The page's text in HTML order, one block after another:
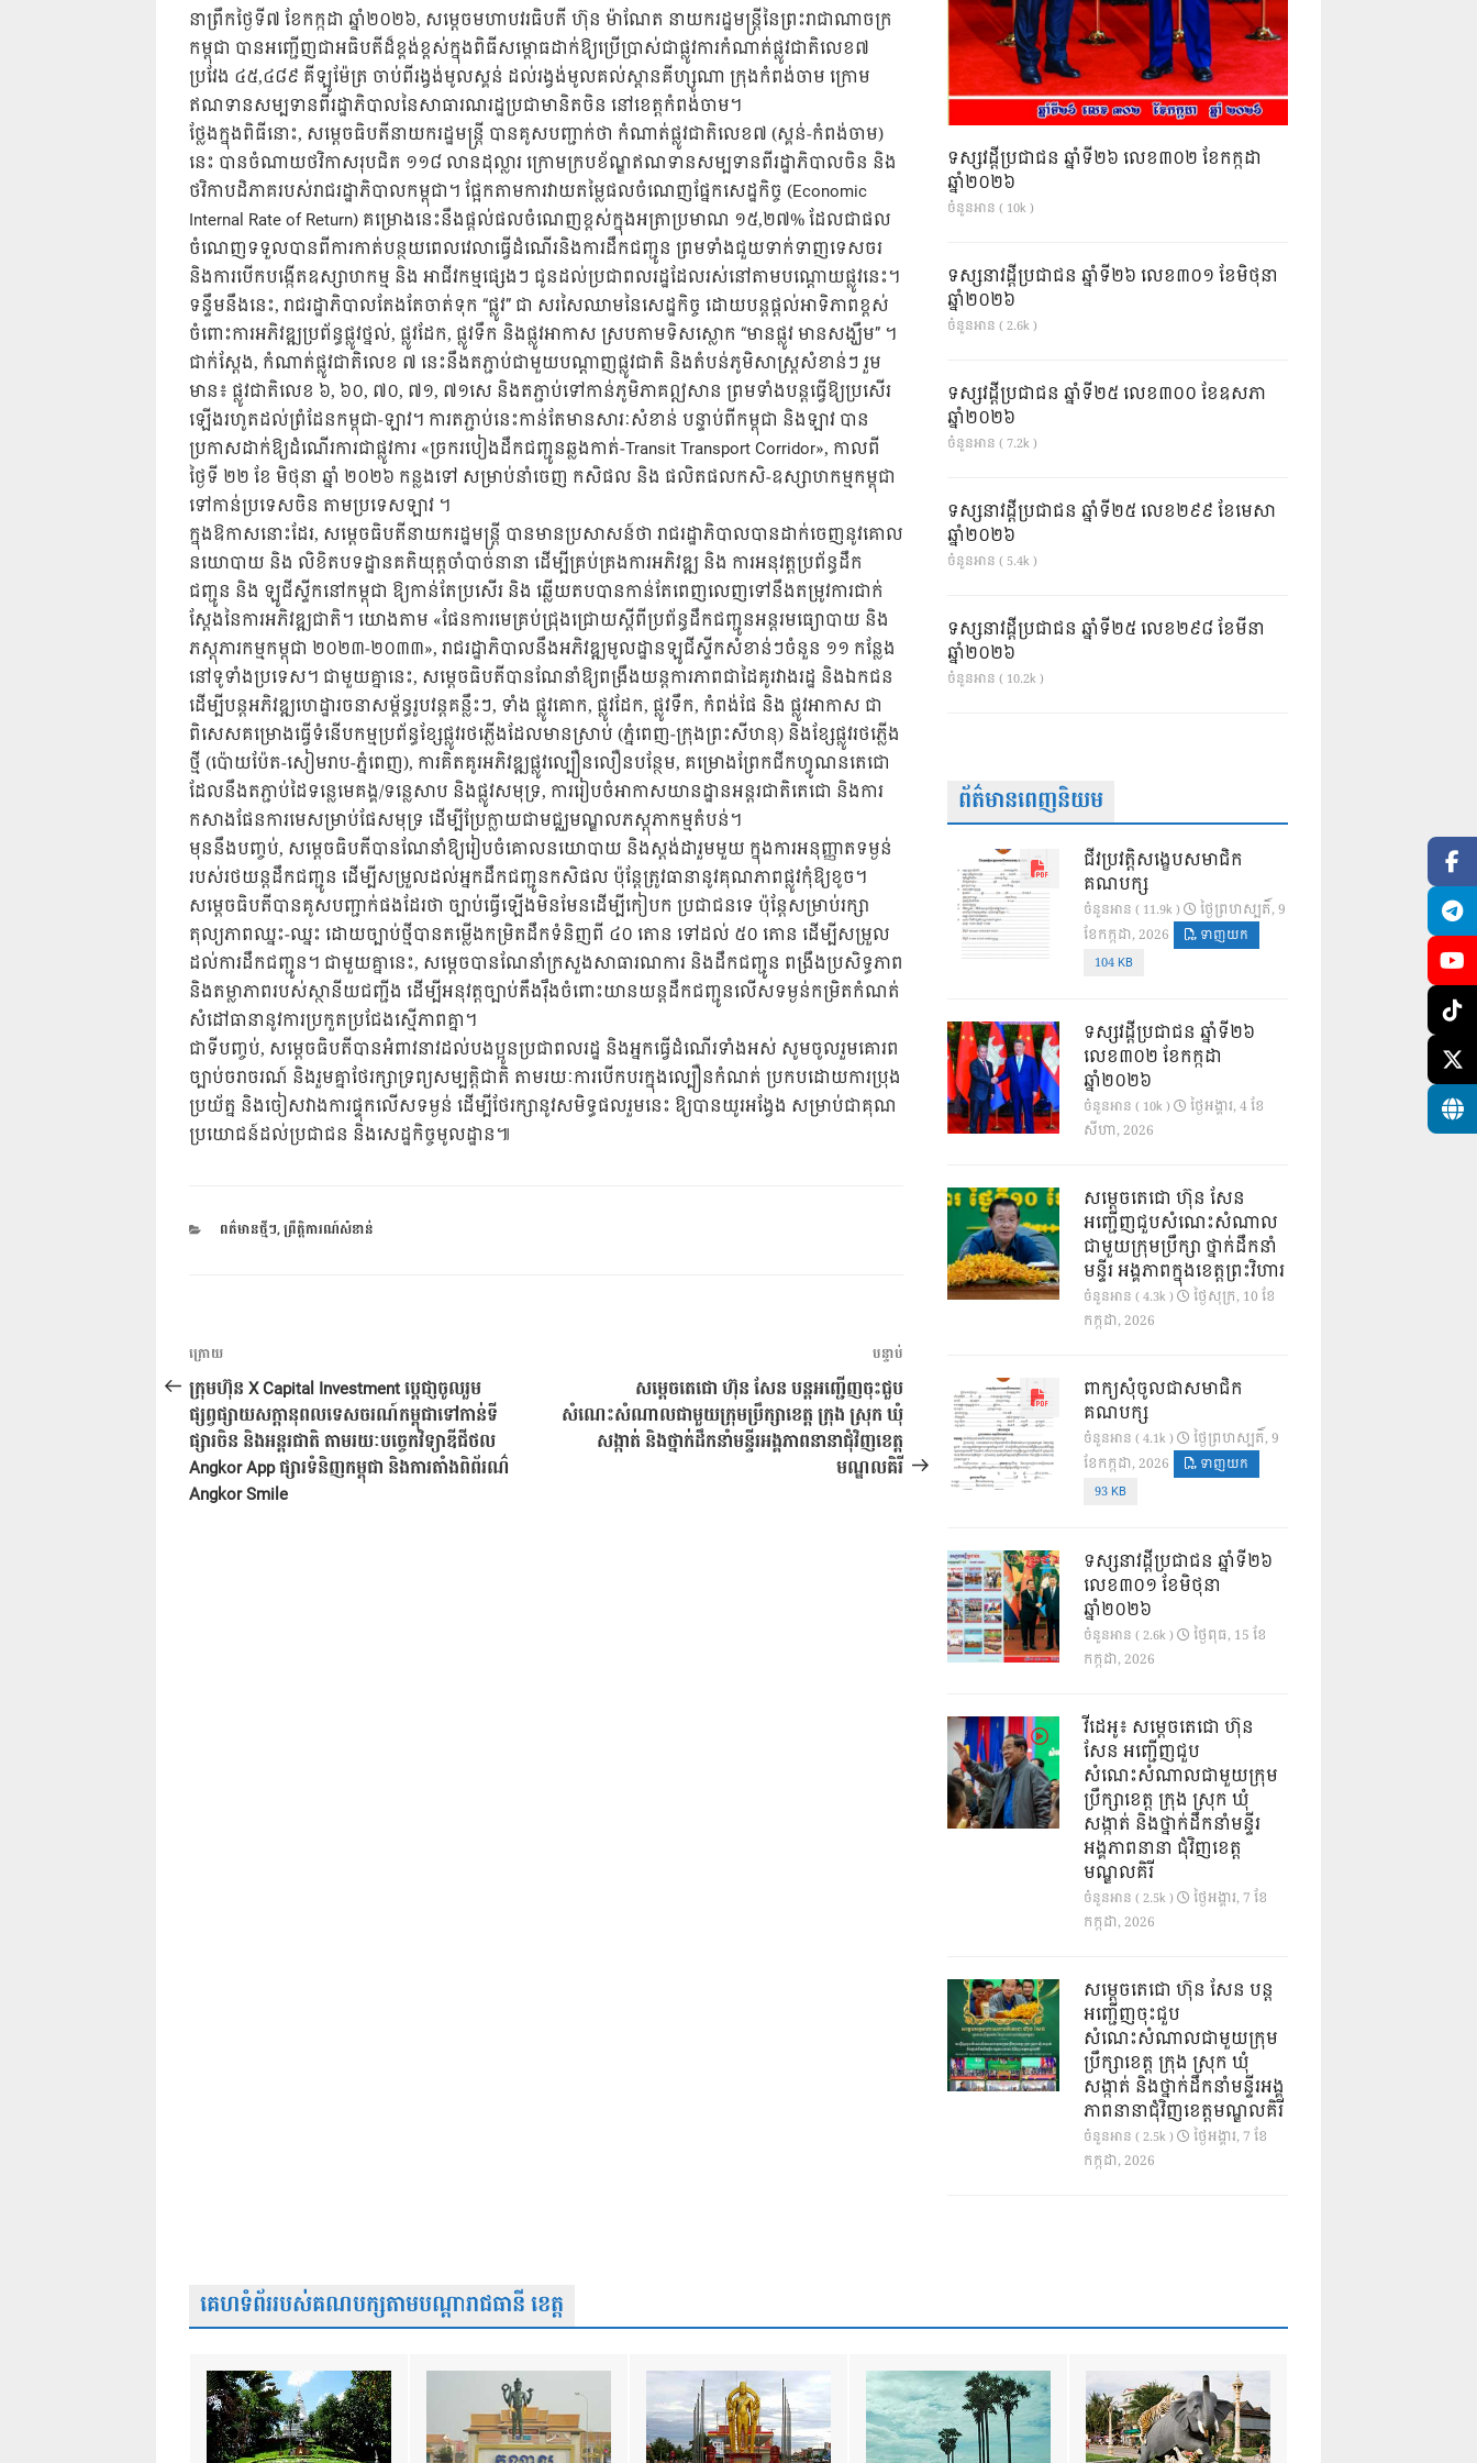
នាព្រឹកថ្ងៃទី៧ ខែកក្កដា ឆ្នាំ២០២៦, សម្តេចមហាបវរធិបតី ហ៊ុន ម៉ាណែត នាយករដ្ឋមន្ត្រីនៃព្រះរាជាណាចក្រ
កម្ពុជា បានអញ្ជើញជាអធិបតីដ៏ខ្ពង់ខ្ពស់ក្នុងពិធីសម្ពោធដាក់ឱ្យប្រើប្រាស់ជាផ្លូវការកំណាត់ផ្លូវជាតិលេខ៧
ប្រវែង ៤៥,៤៨៩ គីឡូម៉ែត្រ ចាប់ពីរង្វង់មូលស្គន់ ដល់រង្វង់មូលគល់ស្ពានគីហ្សូណា ក្រុងកំពង់ចាម ក្រោម
ឥណទានសម្បទានពីរដ្ឋាភិបាលនៃសាធារណរដ្ឋប្រជាមានិតចិន នៅខេត្តកំពង់ចាម។
ថ្លែងក្នុងពិធីនោះ, សម្តេចធិបតីនាយករដ្ឋមន្ត្រី បានគូសបញ្ជាក់ថា កំណាត់ផ្លូវជាតិលេខ៧​ (ស្គន់-កំពង់ចាម)
នេះ បានចំណាយថវិកាសរុបជិត ១១៨ លានដុល្លារ ក្រោមក្របខ័ណ្ឌឥណទានសម្បទានពីរដ្ឋាភិបាលចិន និង
ថវិកាបដិភាគរបស់រាជរដ្ឋាភិបាលកម្ពុជា។ ផ្អែកតាមការវាយតម្លៃផលចំណេញផ្នែកសេដ្ឋកិច្ច (Economic
Internal Rate of Return) គម្រោងនេះនឹងផ្តល់ផលចំណេញខ្ពស់ក្នុងអត្រាប្រមាណ ១៥,២៧% ដែលជាផល
ចំណេញទទួលបានពីការកាត់បន្ថយពេលវេលាធ្វើដំណើរនិងការដឹកជញ្ជូន ព្រមទាំងជួយទាក់ទាញទេសចរ
និងការបើកបង្កើតឧស្សាហកម្ម និង​ អាជីវកម្មផ្សេងៗ ជូនដល់ប្រជាពលរដ្ឋដែលរស់នៅតាមបណ្ដោយផ្លូវនេះ។
ទន្ទឹមនឹងនេះ, រាជរដ្ឋាភិបាលតែងតែចាត់ទុក “ផ្លូវ” ជា សរសៃឈាមនៃសេដ្ឋកិច្ច ដោយបន្ត​ផ្តល់អាទិភាពខ្ពស់
ចំពោះការអភិវឌ្ឍប្រព័ន្ធផ្លូវថ្នល់, ផ្លូវដែក, ផ្លូវទឹក និងផ្លូវអាកាស ស្របតាមទិស​ស្លោក “មានផ្លូវ​​ មានសង្ឃឹម” ។
ជាក់ស្តែង, កំណាត់ផ្លូវជាតិលេខ ៧ នេះនឹងតភ្ជាប់ជាមួយបណ្តាញផ្លូវជាតិ និងតំបន់ភូមិសាស្រ្តសំខាន់ៗ រួម
មាន៖ ផ្លូវជាតិលេខ ៦, ៦០, ៧០, ៧១, ៧១សេ និងតភ្ជាប់ទៅកាន់ភូមិភាគឦសាន ព្រមទាំងបន្តធ្វើឱ្យប្រសើរ
ឡើងរហូតដល់ព្រំដែនកម្ពុជា-ឡាវ។ ការតភ្ជាប់នេះកាន់តែមានសារៈសំខាន់ បន្ទាប់ពីកម្ពុជា និងឡាវ បាន
ប្រកាសដាក់ឱ្យដំណើរការជាផ្លូវការ «ច្រករបៀងដឹកជញ្ជូនឆ្លងកាត់-Transit Transport Corridor», កាលពី
ថ្ងៃទី ២២ ខែ មិថុនា ឆ្នាំ ២០២៦ កន្លងទៅ សម្រាប់នាំចេញ កសិផល និង ផលិតផលកសិ-ឧស្សាហកម្មកម្ពុជា
ទៅកាន់ប្រទេសចិន តាមប្រទេសឡាវ ។
ក្នុងឱកាសនោះដែរ, សម្ដេចធិបតីនាយករដ្ឋមន្ត្រី បានមានប្រសាសន៍ថា រាជរដ្ឋាភិបាលបានដាក់ចេញនូវគោល
នយោបាយ និង លិខិតបទដ្ឋានគតិយុត្តចាំបាច់នានា ដើម្បីគ្រប់គ្រងការអភិវឌ្ឍ និង ការអនុវត្តប្រព័ន្ធដឹក
ជញ្ជូន និង ឡូជីស្ទីកនៅកម្ពុជា ឱ្យកាន់តែប្រសើរ និង ឆ្លើយតបបានកាន់តែពេញលេញទៅនឹងតម្រូវការជាក់
ស្តែងនៃការអភិវឌ្ឍជាតិ។ យោងតាម «ផែនការមេគ្រប់ជ្រុងជ្រោយស្តីពីប្រព័ន្ធដឹកជញ្ជូនអន្តរមធ្យោបាយ និង
ភស្តុភារកម្មកម្ពុជា ២០២៣-២០៣៣», រាជរដ្ឋាភិបាលនឹងអភិវឌ្ឍមូលដ្ឋានឡូជីស្ទីកសំខាន់ៗចំនួន ១១ កន្លែង
នៅទូទាំងប្រទេស។ ជាមួយគ្នានេះ, សម្ដេចធិបតីបានណែនាំឱ្យពង្រឹងយន្តការភាពជាដៃគូរវាងរដ្ឋ និងឯកជន
ដើម្បីបន្តអភិវឌ្ឍហេដ្ឋារចនាសម្ព័ន្ធរូបវន្តគន្លឹះៗ, ទាំង ផ្លូវគោក, ផ្លូវដែក, ផ្លូវទឹក, កំពង់ផែ និង ផ្លូវអាកាស ជា
ពិសេសគម្រោងធ្វើទំនើបកម្មប្រព័ន្ធខ្សែផ្លូវរថភ្លើងដែលមានស្រាប់ (ភ្នំពេញ-ក្រុងព្រះសីហនុ) និងខ្សែផ្លូវរថភ្លើង
ថ្មី (ប៉ោយប៉ែត-សៀមរាប-ភ្នំពេញ), ការគិតគូរអភិវឌ្ឍផ្លូវល្បឿនលឿនបន្ថែម, គម្រោងព្រែកជីកហ្វូណនតេជោ
ដែលនឹងតភ្ជាប់ដៃទន្លេមេគង្គ/ទន្លេសាប និងផ្លូវសមុទ្រ, ការរៀបចំអាកាសយានដ្ឋានអន្តរជាតិតេជោ និងការ
កសាងផែនការមេសម្រាប់ផែសមុទ្រ ដើម្បីប្រែក្លាយជាមជ្ឈមណ្ឌលភស្តុភាកម្មតំបន់។
មុននឹងបញ្ចប់, សម្ដេចធិបតីបានណែនាំឱ្យរៀបចំគោលនយោបាយ និងស្តង់ដារួមមួយ ក្នុងការអនុញ្ញាតទម្ងន់
របស់រថយន្តដឹកជញ្ជូន ដើម្បីសម្រួលដល់អ្នកដឹកជញ្ជូនកសិផល ប៉ុន្តែត្រូវធានានូវគុណភាពផ្លូវកុំឱ្យខូច។
សម្ដេចធិបតីបានគូសបញ្ជាក់ផងដែរថា ច្បាប់ធ្វើឡើងមិនមែនដើម្បីកៀបក ប្រជាជនទេ ប៉ុន្តែសម្រាប់រក្សា
តុល្យភាពឈ្នះ-ឈ្នះ ដោយច្បាប់ថ្មីបានតម្លើងកម្រិតដឹកទំនិញពី ៤០ តោន ទៅដល់ ៥០ តោន ដើម្បីសម្រួល
ដល់ការដឹកជញ្ជូន។ ជាមួយគ្នានេះ, សម្ដេចបានណែនាំក្រសួងសាធារណការ និងដឹកជញ្ជូន ពង្រឹងប្រសិទ្ធភាព
និងតម្លាភាពរបស់ស្ថានីយជញ្ជីង ដើម្បីអនុវត្តច្បាប់តឹងរ៉ឹងចំពោះយានយន្តដឹកជញ្ជូនលើសទម្ងន់កម្រិតកំណត់
សំដៅធានានូវការប្រកួតប្រជែងស្មើភាពគ្នា។
ជាទីបញ្ចប់, សម្ដេចធិបតីបានអំពាវនាវដល់បងប្អូនប្រជាពលរដ្ឋ និងអ្នកធ្វើដំណើរទាំងអស់ សូមចូលរួមគោរព
ច្បាប់ចរាចរណ៍ និងរួមគ្នាថែរក្សាទ្រព្យសម្បត្តិជាតិ តាមរយៈការបើកបរក្នុងល្បឿនកំណត់​​ ប្រកបដោយការប្រុង
ប្រយ័ត្ន និងចៀសវាងការផ្ទុកលើសទម្ងន់ ដើម្បីថែរក្សានូវសមិទ្ធផលរួមនេះ​​ ឱ្យបានយូរអង្វែង សម្រាប់ជាគុណ
ប្រយោជន៍ដល់ប្រជាជន និងសេដ្ឋកិច្ចមូលដ្ឋាន៕
CATEGORIES
ពត៌មានថ្មីៗ,ព្រឹត្តិការណ៍សំខាន់
ការ​
នាំទិស​
ប្រកាស
អត្ថបទ
មុន
ក្រោយ
ក្រុមហ៊ុន X Capital Investment​ បេ្តជា្ញចូលរួម
ផ្សព្វផ្សាយសក្តានុពលទេសចរណ៍កម្ពុជាទៅកាន់ទី
ផ្សារចិន និងអន្តរជាតិ តាមរយៈបច្ចេកវិទ្យាឌីជីថល
Angkor App ផ្សារទំនិញកម្ពុជា និងការតាំងពិព័រណ៌
Angkor Smile
បន្ទាប់
បន្ទាប់
សម្តេចតេជោ ហ៊ុន សែន បន្តអញ្ជើញចុះជួប
សំណេះសំណាលជាមួយក្រុមប្រឹក្សាខេត្ត ក្រុង ស្រុក ឃុំ
សង្កាត់ និងថ្នាក់ដឹកនាំមន្ទីរអង្គភាពនានាជុំវិញខេត្ត
មណ្ឌលគិរី
ទស្សវដ្តីប្រជាជន ឆ្នាំទី២៦ លេខ៣០២ ខែកក្កដា
ឆ្នាំ២០២៦
ចំនួនអាន ( 10k )
ទស្សនាវដ្ដីប្រជាជន ឆ្នាំទី២៦ លេខ៣០១ ខែមិថុនា
ឆ្នាំ២០២៦
ចំនួនអាន ( 2.6k )
ទស្សវដ្តីប្រជាជន ឆ្នាំទី២៥ លេខ៣០០ ខែឧសភា
ឆ្នាំ២០២៦
ចំនួនអាន ( 7.2k )
ទស្សនាវដ្ដីប្រជាជន ឆ្នាំទី២៥ លេខ២៩៩ ខែមេសា
ឆ្នាំ២០២៦
ចំនួនអាន ( 5.4k )
ទស្សនាវដ្ដីប្រជាជន ឆ្នាំទី២៥ លេខ២៩៨ ខែមីនា
ឆ្នាំ២០២៦
ចំនួនអាន ( 10.2k )
ព័ត៌មានពេញនិយម
ជីវប្រវត្តិសង្ខេបសមាជិក
គណបក្ស
ចំនួនអាន ( 11.9k )
ថ្ងៃ​ព្រហស្បតិ៍, 9
ខែ​កក្កដា, 2026
ទាញយក
104 KB
ទស្សវដ្តីប្រជាជន ឆ្នាំទី២៦
លេខ៣០២ ខែកក្កដា
ឆ្នាំ២០២៦
ចំនួនអាន ( 10k )
ថ្ងៃ​អង្គារ, 4 ខែ​
សីហា, 2026
សម្តេចតេជោ ហ៊ុន សែន
អញ្ជើញជួបសំណេះសំណាល
ជាមួយក្រុមប្រឹក្សា ថ្នាក់ដឹកនាំ
មន្ទីរ អង្គភាពក្នុងខេត្តព្រះវិហារ
ចំនួនអាន ( 4.3k )
ថ្ងៃ​សុក្រ, 10 ខែ​
កក្កដា, 2026
ពាក្យសុំចូលជាសមាជិក
គណបក្ស
ចំនួនអាន ( 4.1k )
ថ្ងៃ​ព្រហស្បតិ៍, 9
ខែ​កក្កដា, 2026
ទាញយក
93 KB
ទស្សនាវដ្ដីប្រជាជន ឆ្នាំទី២៦
លេខ៣០១ ខែមិថុនា
ឆ្នាំ២០២៦
ចំនួនអាន ( 2.6k )
ថ្ងៃ​ពុធ, 15 ខែ​
កក្កដា, 2026
វីដេអូ៖ សម្តេចតេជោ ហ៊ុន
សែន អញ្ជើញជួប
សំណេះសំណាលជាមួយក្រុម
ប្រឹក្សាខេត្ត ក្រុង ស្រុក ឃុំ
សង្កាត់ និងថ្នាក់ដឹកនាំមន្ទីរ
អង្គភាពនានា ជុំវិញខេត្ត
មណ្ឌលគិរី
ចំនួនអាន ( 2.5k )
ថ្ងៃ​អង្គារ, 7 ខែ​
កក្កដា, 2026
សម្តេចតេជោ ហ៊ុន សែន បន្ត
អញ្ជើញចុះជួប
សំណេះសំណាលជាមួយក្រុម
ប្រឹក្សាខេត្ត ក្រុង ស្រុក ឃុំ
សង្កាត់ និងថ្នាក់ដឹកនាំមន្ទីរអង្គ
ភាពនានាជុំវិញខេត្តមណ្ឌលគិរី
ចំនួនអាន ( 2.5k )
ថ្ងៃ​អង្គារ, 7 ខែ​
កក្កដា, 2026
គេហទំព័ររបស់គណបក្សតាមបណ្តារាជធានី ខេត្ត